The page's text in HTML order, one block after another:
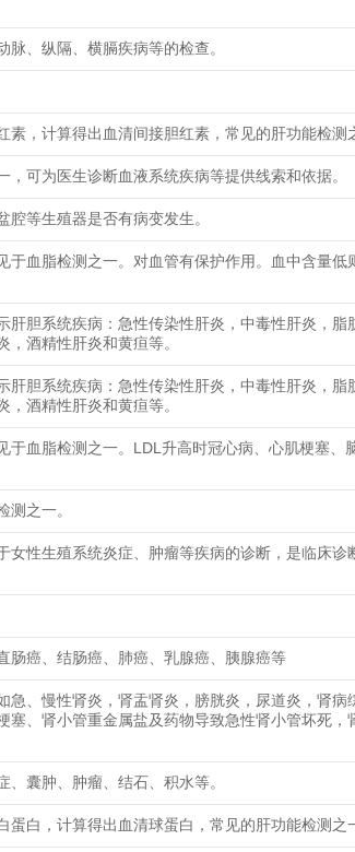
、纵隔、横膈疾病等的检查。
素，计算得出血清间接胆红素，常见的肝功能检测
，可为医生诊断血液系统疾病等提供线索和依据。
等生殖器是否有病变发生。
于血脂检测之一。对血管有保护作用。血中含量低
肝胆系统疾病：急性传染性肝炎，中毒性肝炎，脂
酒精性肝炎和黄疸等。
肝胆系统疾病：急性传染性肝炎，中毒性肝炎，脂
酒精性肝炎和黄疸等。
于血脂检测之一。LDL升高时冠心病、心肌梗塞、
测之一。
女性生殖系统炎症、肿瘤等疾病的诊断，是临床诊
肠癌、结肠癌、肺癌、乳腺癌、胰腺癌等
急、慢性肾炎，肾盂肾炎，膀胱炎，尿道炎，肾病
塞、肾小管重金属盐及药物导致急性肾小管坏死，
囊肿、肿瘤、结石、积水等。
蛋白，计算得出血清球蛋白，常见的肝功能检测之